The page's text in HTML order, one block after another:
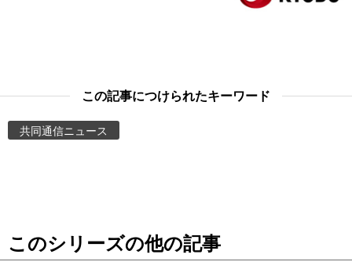
東京
この記事につけられたキーワード
共同通信ニュース
このシリーズの他の記事